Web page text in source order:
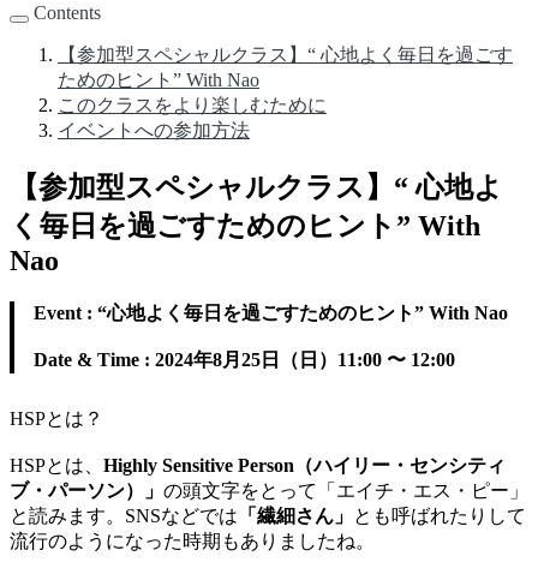
Contents
【参加型スペシャルクラス】“ 心地よく毎日を過ごす
ためのヒント” With Nao
このクラスをより楽しむために
イベントへの参加方法
【参加型スペシャルクラス】“ 心地よ
く毎日を過ごすためのヒント” With
Nao
Event : “心地よく毎日を過ごすためのヒント” With Nao
Date & Time : 2024年8月25日（日）11:00 〜 12:00
HSPとは？
HSPとは、 Highly Sensitive Person（ハイリー・センシティ
ブ・パーソン）」 の頭文字をとって「エイチ・エス・ピー」
と読みます。SNSなどでは 「繊細さん」 とも呼ばれたりして
流行のようになった時期もありましたね。